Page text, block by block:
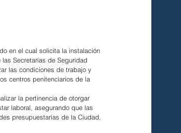
en el cual solicita la instalación
Secretarías de Seguridad
las condiciones de trabajo y
centros penitenciarios de la
la pertinencia de otorgar
laboral, asegurando que las
presupuestarias de la Ciudad,